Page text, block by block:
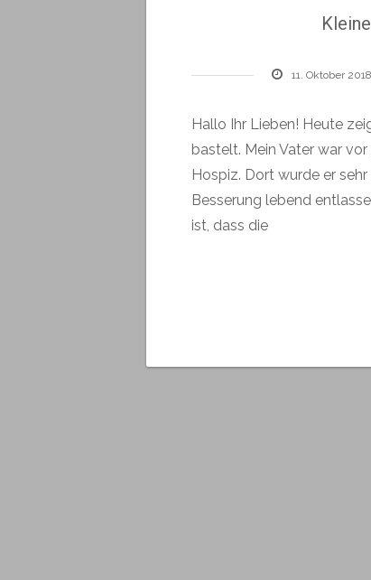
11. Oktober 2018
Hallo Ihr Lieben! Heute
bastelt. Mein Vater war
Hospiz. Dort wurde er
Besserung lebend
ist, dass die